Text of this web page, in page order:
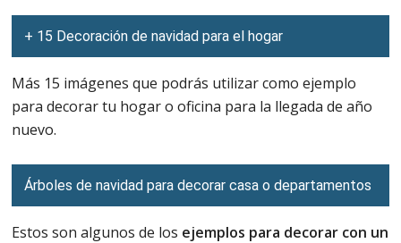
+ 15 Decoración de navidad para el hogar
Más 15 imágenes que podrás utilizar como ejemplo
para decorar tu hogar o oficina para la llegada de año
nuevo.
Árboles de navidad para decorar casa o departamentos
Estos son algunos de los ejemplos para decorar con un